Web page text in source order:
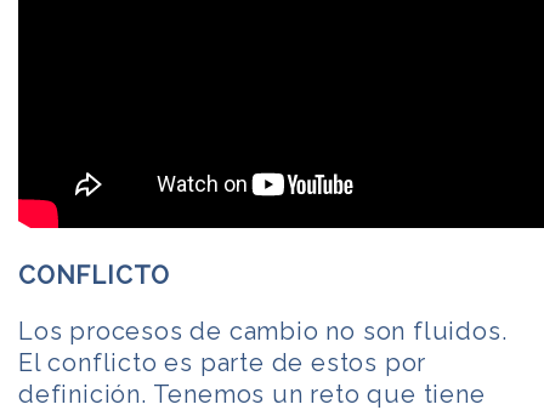
CONFLICTO
Los procesos de cambio no son fluidos.
El conflicto es parte de estos por
definición. Tenemos un reto que tiene